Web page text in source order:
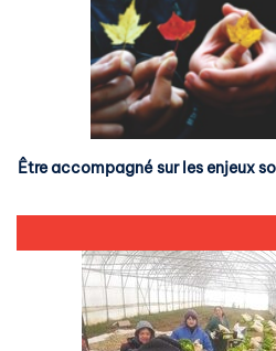
Être accompagné sur les enjeux